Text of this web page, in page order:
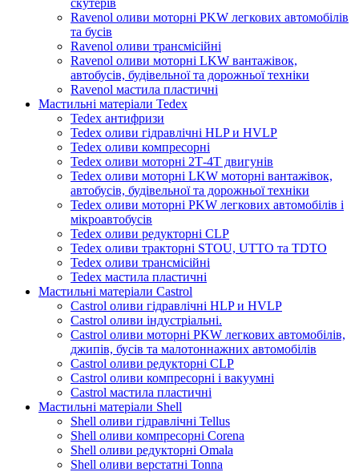
скутерів
Ravenol оливи моторні PKW легкових автомобілів
та бусів
Ravenol оливи трансмісійні
Ravenol оливи моторні LKW вантажівок,
автобусів, будівельної та дорожньої техніки
Ravenol мастила пластичні
Мастильні матеріали Tedex
Tedex антифризи
Tedex оливи гідравлічні HLP и HVLP
Tedex оливи компресорні
Tedex оливи моторні 2Т-4Т двигунів
Tedex оливи моторні LKW моторні вантажівок,
автобусів, будівельної та дорожньої техніки
Tedex оливи моторні PKW легкових автомобілів і
мікроавтобусів
Tedex оливи редукторні CLP
Tedex оливи тракторні STOU, UTTO та TDTO
Tedex оливи трансмісійні
Tedex мастила пластичні
Мастильні матеріали Castrol
Castrol оливи гідравлічні HLP и HVLP
Castrol оливи індустріальні.
Castrol оливи моторні PKW легкових автомобілів,
джипів, бусів та малотоннажних автомобілів
Castrol оливи редукторні CLP
Castrol оливи компресорні і вакуумні
Castrol мастила пластичні
Мастильні матеріали Shell
Shell оливи гідравлічні Tellus
Shell оливи компресорні Corena
Shell оливи редукторні Omala
Shell оливи верстатні Tonna